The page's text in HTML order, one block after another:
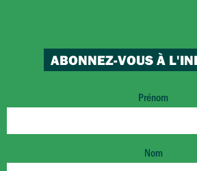
ABONNEZ-VOUS À
Prénom
Nom